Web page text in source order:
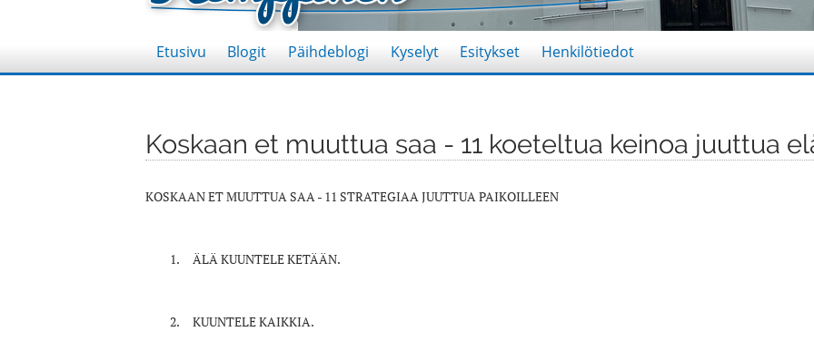
Etusivu Blogit Päihdeblogi Kyselyt Esitykset Henkilötiedot
Koskaan et muuttua saa - 11 koeteltua keinoa juuttua
KOSKAAN ET MUUTTUA SAA - 11 STRATEGIAA JUUTTUA PAIKOILLEEN
ÄLÄ KUUNTELE KETÄÄN.
KUUNTELE KAIKKIA.